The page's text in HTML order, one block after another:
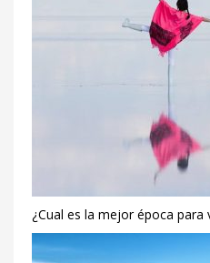
¿Cual es la mejor época para